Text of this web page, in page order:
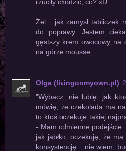
rzuciły chodzić, co? xD
Żel... jak zamysł tabliczek
do poprawy. Jestem
gęstszy krem owocowy
na górze mousse.
Olga (livingonmyown.pl)
"Wybacz, nie lubię, jak
mówię, że czekolada ma
to ktoś oczekuje takiej
- Mam odmienne
jak jabłko, oczekuję, że
konsystencję... nie wiem,